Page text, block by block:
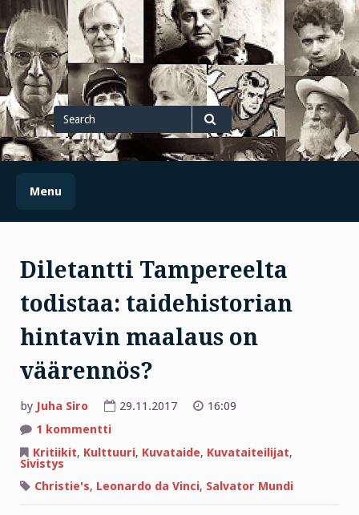
Skip
to
content
Search
for
Search
Menu
Diletantti Tampereelta
todistaa: taidehistorian
hintavin maalaus on
väärennös?
by Juha Siro 29.11.2017
16:09
1 kommenttiartikkeliin
Tampereelta
todistaa:
hintavin
Kritiikit, Kulttuuri, Kuvataide, Kuvataiteilijat,
Sivistys
Christie's, Leonardo da Vinci, Salvator Mundi